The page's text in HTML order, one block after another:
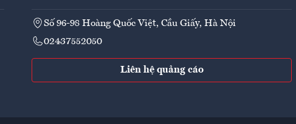
Số 96-98 Hoàng Quốc Việt, Cầu Giấy, Hà Nội
02437552050
Liên hệ quảng cáo